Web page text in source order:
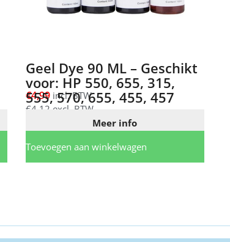
Geel Dye 90 ML – Geschikt
voor: HP 550, 655, 315,
555, 570, 655, 455, 457
€4,99incl. BTW
€4,12 excl. BTW
Meer info
Toevoegen aan winkelwagen